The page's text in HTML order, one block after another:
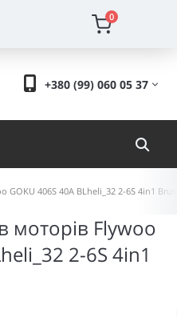
0
+380 (99) 060 05 37
GOKU 406S 40A BLheli_32 2-6S 4in1
моторів Flywoo
2-6S 4in1